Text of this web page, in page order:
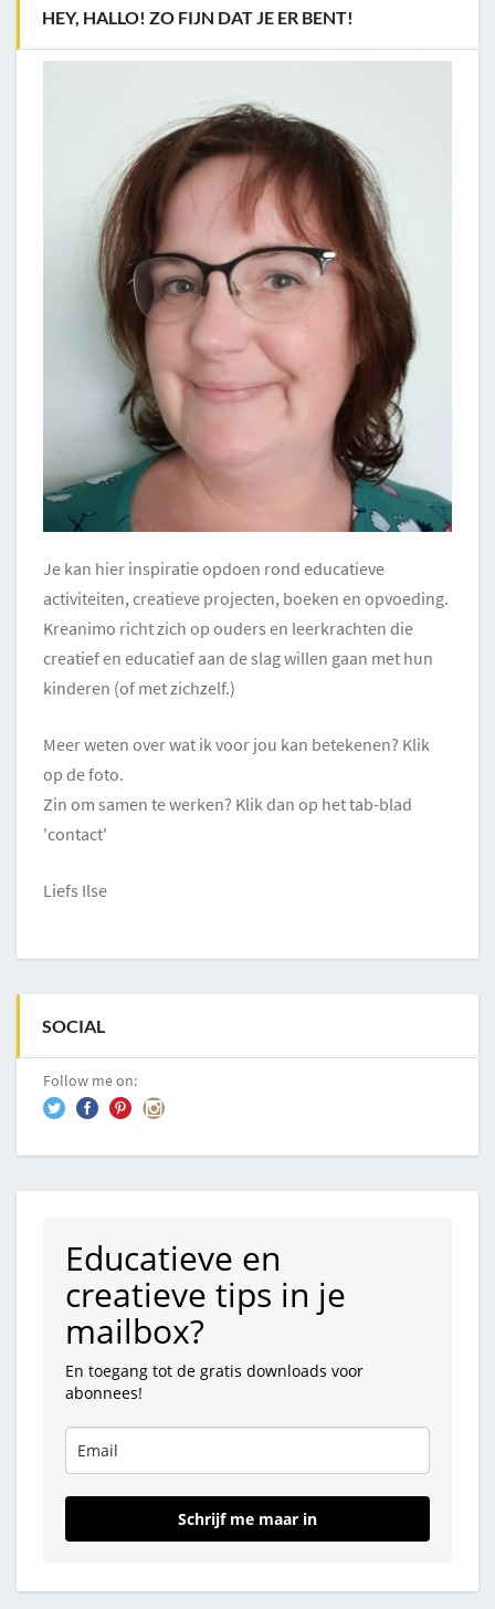
HEY, HALLO! ZO FIJN DAT JE ER BENT!
Je kan hier inspiratie opdoen rond educatieve
activiteiten, creatieve projecten, boeken en opvoeding.
Kreanimo richt zich op ouders en leerkrachten die
creatief en educatief aan de slag willen gaan met hun
kinderen (of met zichzelf.)
Meer weten over wat ik voor jou kan betekenen? Klik
op de foto.
Zin om samen te werken? Klik dan op het tab-blad
'contact'
Liefs Ilse
SOCIAL
Follow me on:
Educatieve en
creatieve tips in je
mailbox?
En toegang tot de gratis downloads voor
abonnees!
Schrijf me maar in